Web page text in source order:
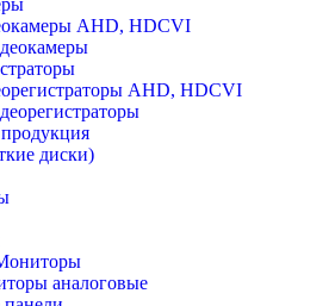
AHD, HDCVI
AHD, HDCVI
диски)
аналоговые